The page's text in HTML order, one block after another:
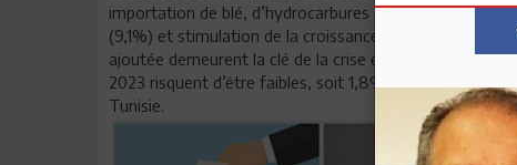
importation de blé, d’hydrocarbures et d’autres
(9,1%) et stimulation de la croissance constituent des
ajoutée demeurent la clé de la crise économique qui
2023 risquent d’être faibles, soit 1,8% contre 2,4%
Tunisie.